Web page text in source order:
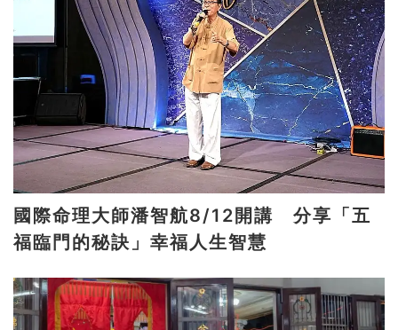
國際命理大師潘智航8/12開講 分享「五
福臨門的秘訣」幸福人生智慧